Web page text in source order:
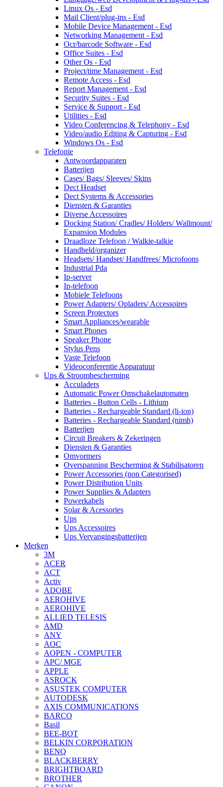
Linux Os - Esd
Mail Client/plug-ins - Esd
Mobile Device Management - Esd
Networking Management - Esd
Ocr/barcode Software - Esd
Office Suites - Esd
Other Os - Esd
Project/time Management - Esd
Remote Access - Esd
Report Management - Esd
Security Suites - Esd
Service & Support - Esd
Utilities - Esd
Video Conferencing & Telephony - Esd
Video/audio Editing & Capturing - Esd
Windows Os - Esd
Telefonie
Antwoordapparaten
Batterijen
Cases/ Bags/ Sleeves/ Skins
Dect Headset
Dect Systems & Accessories
Diensten & Garanties
Diverse Accessoires
Docking Station/ Cradles/ Holders/ Wallmount/
Expansion Modules
Draadloze Telefoon / Walkie-talkie
Handheld/organizer
Headsets/ Handset/ Handfrees/ Microfoons
Industrial Pda
Ip-server
Ip-telefoon
Mobiele Telefoons
Power Adapters/ Opladers/ Accessoires
Screen Protectors
Smart Appliances/wearable
Smart Phones
Speaker Phone
Stylus Pens
Vaste Telefoon
Videoconferentie Apparatuur
Ups & Stroombescherming
Acculaders
Automatic Power Omschakelautomaten
Batteries - Button Cells - Lithium
Batteries - Rechargeable Standard (li-ion)
Batteries - Rechargeable Standard (nimh)
Batterijen
Circuit Breakers & Zekeringen
Diensten & Garanties
Omvormers
Overspanning Bescherming & Stabilisatoren
Power Accessories (non Categorised)
Power Distribution Units
Power Supplies & Adapters
Powerkabels
Solar & Acessories
Ups
Ups Accessoires
Ups Vervangingsbatterijen
Merken
3M
ACER
ACT
Activ
ADOBE
AEROHIVE
AEROHIVE
ALLIED TELESIS
AMD
ANY
AOC
AOPEN - COMPUTER
APC/ MGE
APPLE
ASROCK
ASUSTEK COMPUTER
AUTODESK
AXIS COMMUNICATIONS
BARCO
Basil
BEE-BOT
BELKIN CORPORATION
BENQ
BLACKBERRY
BRIGHTBOARD
BROTHER